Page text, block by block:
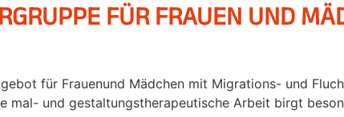
FÜR FRAUEN UND
für Frauenund Mädchen mit Migrations- und
mal- und gestaltungstherapeutische Arbeit birgt